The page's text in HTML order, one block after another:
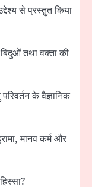
से प्रस्तुत किया
बिंदुओं तथा वक्ता की
के वैज्ञानिक
मानव कर्म और